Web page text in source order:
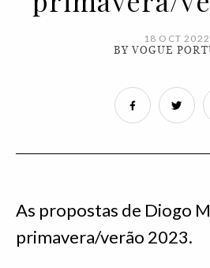
18 OCT 2022
BY VOGUE
As propostas de Diogo
primavera/verão 2023.